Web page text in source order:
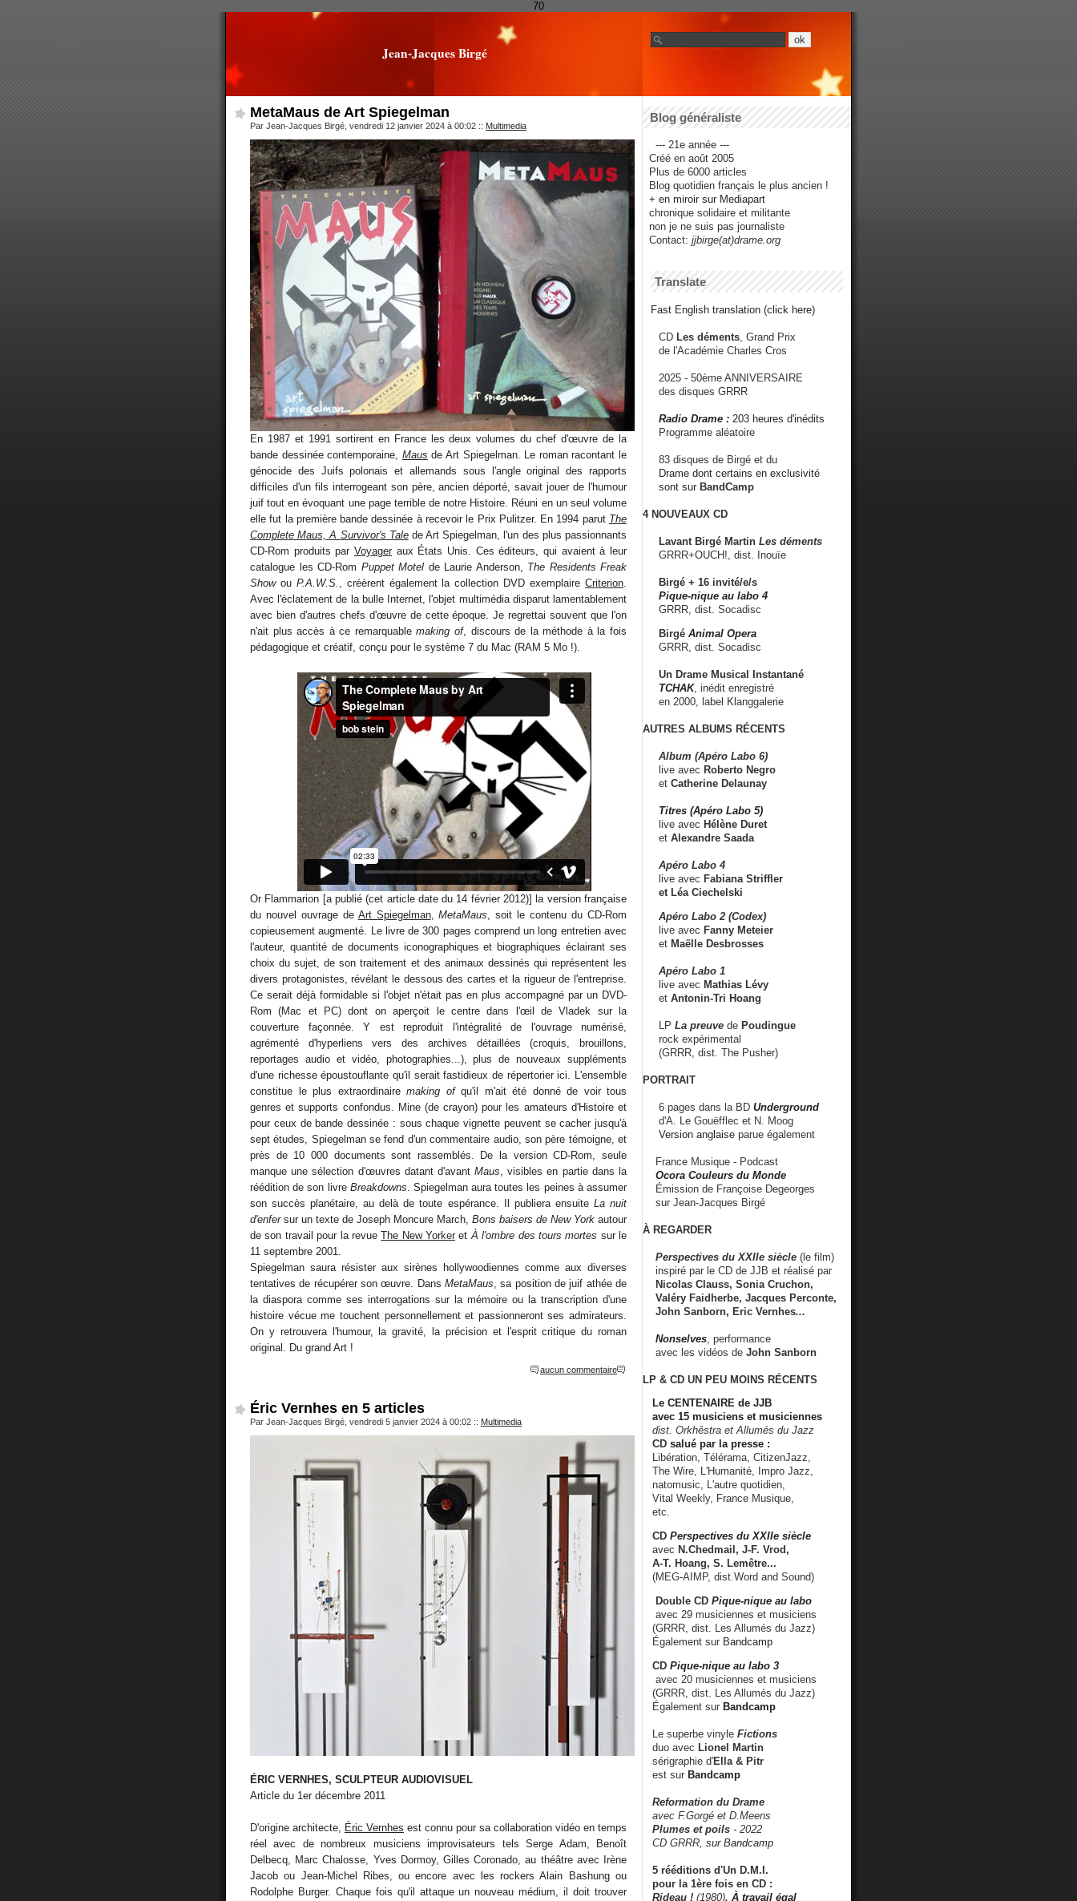
70
Jean-Jacques Birgé
MetaMaus de Art Spiegelman
Par Jean-Jacques Birgé, vendredi 12 janvier 2024 à 00:02 :: Multimedia
En 1987 et 1991 sortirent en France les deux volumes du chef d'œuvre de la
bande dessinée contemporaine, Maus de Art Spiegelman. Le roman racontant le
génocide des Juifs polonais et allemands sous l'angle original des rapports
difficiles d'un fils interrogeant son père, ancien déporté, savait jouer de l'humour
juif tout en évoquant une page terrible de notre Histoire. Réuni en un seul volume
elle fut la première bande dessinée à recevoir le Prix Pulitzer. En 1994 parut The
Complete Maus, A Survivor's Talede Art Spiegelman, l'un des plus passionnants
CD-Rom produits par Voyager aux États Unis. Ces éditeurs, qui avaient à leur
catalogue les CD-Rom Puppet Motel de Laurie Anderson, The Residents Freak
Showou P.A.W.S. , créèrent également la collection DVD exemplaireCriterion
Avec l'éclatement de la bulle Internet, l'objet multimédia disparut lamentablement
avec bien d'autres chefs d'œuvre de cette époque. Je regrettai souvent que l'on
n'ait plus accès à ce remarquablemaking of, discours de la méthode à la fois
pédagogique et créatif, conçu pour le système 7 du Mac (RAM 5 Mo !).
Or Flammarion [a publié (cet article date du 14 février 2012)] la version française
du nouvel ouvrage de Art Spiegelman,MetaMaus , soit le contenu du CD-Rom
copieusement augmenté. Le livre de 300 pages comprend un long entretien avec
l'auteur, quantité de documents iconographiques et biographiques éclairant ses
choix du sujet, de son traitement et des animaux dessinés qui représentent les
divers protagonistes, révélant le dessous des cartes et la rigueur de l'entreprise.
Ce serait déjà formidable si l'objet n'était pas en plus accompagné par un DVD-
Rom (Mac et PC) dont on aperçoit le centre dans l'œil de Vladek sur la
couverture façonnée. Y est reproduit l'intégralité de l'ouvrage numérisé,
agrémenté d'hyperliens vers des archives détaillées (croquis, brouillons,
reportages audio et vidéo, photographies...), plus de nouveaux suppléments
d'une richesse époustouflante qu'il serait fastidieux de répertorier ici. L'ensemble
constitue le plus extraordinaire making ofqu'il m'ait été donné de voir tous
genres et supports confondus. Mine (de crayon) pour les amateurs d'Histoire et
pour ceux de bande dessinée : sous chaque vignette peuvent se cacher jusqu'à
sept études, Spiegelman se fend d'un commentaire audio, son père témoigne, et
près de 10 000 documents sont rassemblés. De la version CD-Rom, seule
manque une sélection d'œuvres datant d'avantMaus , visibles en partie dans la
réédition de son livre Breakdowns . Spiegelman aura toutes les peines à assumer
son succès planétaire, au delà de toute espérance. Il publiera ensuite La nuit
d'enfersur un texte de Joseph Moncure March, Bons baisers de New York autour
de son travail pour la revueThe New Yorker et À l'ombre des tours mortes sur le
11 septembre 2001.
Spiegelman saura résister aux sirènes hollywoodiennes comme aux diverses
tentatives de récupérer son œuvre. Dans MetaMaus , sa position de juif athée de
la diaspora comme ses interrogations sur la mémoire ou la transcription d'une
histoire vécue me touchent personnellement et passionneront ses admirateurs.
On y retrouvera l'humour, la gravité, la précision et l'esprit critique du roman
original. Du grand Art !
aucun commentaire
Éric Vernhes en 5 articles
Par Jean-Jacques Birgé, vendredi 5 janvier 2024 à 00:02 :: Multimedia
ÉRIC VERNHES, SCULPTEUR AUDIOVISUEL
Article du 1er décembre 2011
D'origine architecte, Éric Vernhes est connu pour sa collaboration vidéo en temps
réel avec de nombreux musiciens improvisateurs tels Serge Adam, Benoît
Delbecq, Marc Chalosse, Yves Dormoy, Gilles Coronado, au théâtre avec Irène
Jacob ou Jean-Michel Ribes, ou encore avec les rockers Alain Bashung ou
Rodolphe Burger. Chaque fois qu'il attaque un nouveau médium, il doit trouver
Blog généraliste
--- 21e année ---
Créé en août 2005
Plus de 6000 articles
Blog quotidien français le plus ancien !
+ en miroir sur Mediapart
chronique solidaire et militante
non je ne suis pas journaliste
Contact: jjbirge(at)drame.org
Translate
Fast English translation (click here)
CD Les déments , Grand Prix
de l'Académie Charles Cros
2025 - 50ème ANNIVERSAIRE
des disques GRRR
Radio Drame : 203 heures d'inédits
Programme aléatoire
83 disques de Birgé et du
Drame dont certains en exclusivité
sont sur BandCamp
4 NOUVEAUX CD
Lavant Birgé Martin Les déments
GRRR+OUCH!, dist. Inouïe
Birgé + 16 invité/e/s
Pique-nique au labo 4
GRRR, dist. Socadisc
Birgé Animal Opera
GRRR, dist. Socadisc
Un Drame Musical Instantané
TCHAK, inédit enregistré
en 2000, label Klanggalerie
AUTRES ALBUMS RÉCENTS
Album (Apéro Labo 6)
live avec Roberto Negro
et Catherine Delaunay
Titres (Apéro Labo 5)
live avec Hélène Duret
et Alexandre Saada
Apéro Labo 4
live avec Fabiana Striffler
et Léa Ciechelski
Apéro Labo 2 (Codex)
live avec Fanny Meteier
et Maëlle Desbrosses
Apéro Labo 1
live avec Mathias Lévy
et Antonin-Tri Hoang
LP La preuve de Poudingue
rock expérimental
(GRRR, dist. The Pusher)
PORTRAIT
6 pages dans la BD Underground
d'A. Le Gouëfflec et N. Moog
Version anglaise parue également
France Musique - Podcast
Ocora Couleurs du Monde
Émission de Françoise Degeorges
sur Jean-Jacques Birgé
À REGARDER
Perspectives du XXIIe siècle (le film)
inspiré par le CD de JJB et réalisé par
Nicolas Clauss, Sonia Cruchon,
Valéry Faidherbe, Jacques Perconte,
John Sanborn, Eric Vernhes...
Nonselves , performance
avec les vidéos de John Sanborn
LP & CD UN PEU MOINS RÉCENTS
Le CENTENAIRE de JJB
avec 15 musiciens et musiciennes
dist. Orkhêstra et Allumés du Jazz
CD salué par la presse :
Libération, Télérama, CitizenJazz,
The Wire, L'Humanité, Impro Jazz,
natomusic, L'autre quotidien,
Vital Weekly, France Musique,
etc.
CD Perspectives du XXIIe siècle
avec N.Chedmail, J-F. Vrod,
A-T. Hoang, S. Lemêtre...
(MEG-AIMP, dist.Word and Sound)
Double CD Pique-nique au labo
avec 29 musiciennes et musiciens
(GRRR, dist. Les Allumés du Jazz)
Également sur Bandcamp
CD Pique-nique au labo 3
avec 20 musiciennes et musiciens
(GRRR, dist. Les Allumés du Jazz)
Également sur Bandcamp
Le superbe vinyle Fictions
duo avec Lionel Martin
sérigraphie d'Ella & Pitr
est sur Bandcamp
Reformation du Drame
avec F.Gorgé et D.Meens
Plumes et poils - 2022
CD GRRR, sur Bandcamp
5 rééditions d'Un D.M.I.
pour la 1ère fois en CD :
Rideau ! (1980), À travail égal